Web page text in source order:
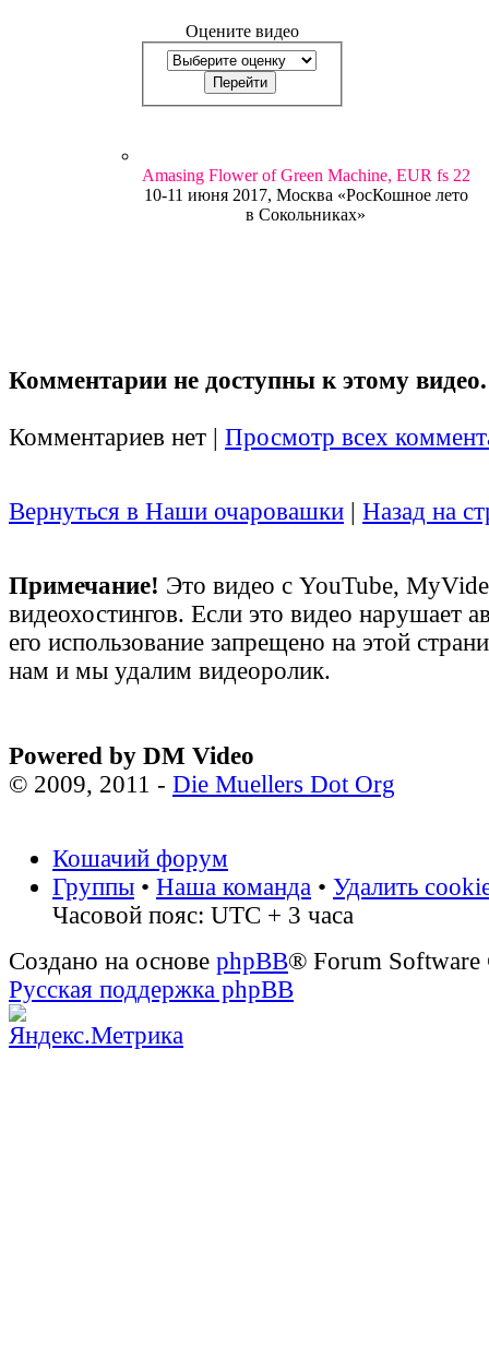
Оцените видео
Amasing Flower of Green Machine, EUR fs 22
10-11 июня 2017, Москва «РосКошное лето
в Сокольниках»
Комментарии не доступны к этому видео.
Комментариев нет | Просмотр всех
Вернуться в Наши очаровашки | Назад на
Примечание! Это видео с YouTube,
видеохостингов. Если это видео нарушает
его использование запрещено на этой
нам и мы удалим видеоролик.
Powered by DM Video
© 2009, 2011 - Die Muellers Dot Org
Кошачий форум
Группы • Наша команда • Удалить
Часовой пояс: UTC + 3 часа
Создано на основе phpBB® Forum
Русская поддержка phpBB